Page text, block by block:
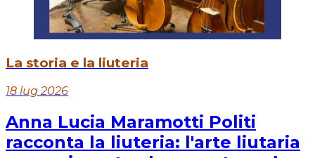
La storia e la liuteria
18 lug 2026
Anna Lucia Maramotti Politi
racconta la liuteria: l'arte liutaria